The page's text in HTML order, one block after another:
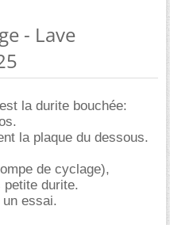
- Lave
la durite bouchée:
la plaque du dessous.
de cyclage),
petite durite.
essai.